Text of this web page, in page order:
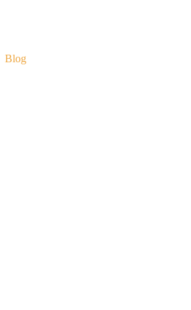
Blog